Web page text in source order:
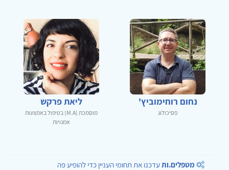
נחום רוחימוביץ'
פסיכולוג
ליאת פרקש
מוסמכת (M.A) בטיפול באמצעות
אמנויות
מטפלים.ותעדכנו את תחומי העניין כדי להופיע פה